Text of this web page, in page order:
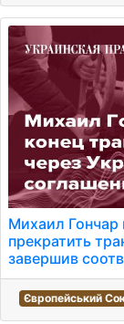
Михаил
прекратить
завершив
Європейський